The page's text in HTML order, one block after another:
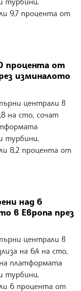
9,7 процента от
процента от
изминалото
централи в
на сто, сочат
турбини,
8,2 процента от
над 6
в Европа през
централи в
на 6,4 на сто,
платформата
турбини,
6 процента от